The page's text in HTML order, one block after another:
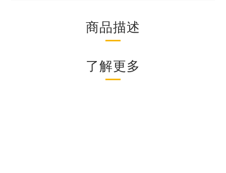
商品描述
了解更多